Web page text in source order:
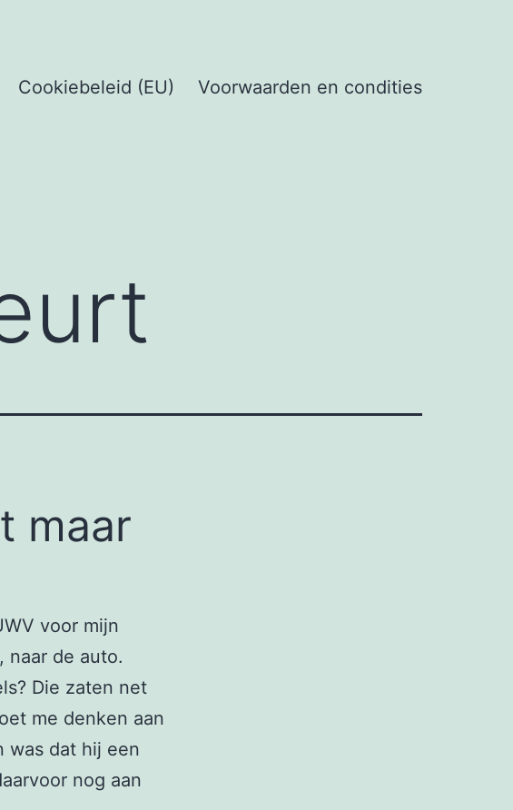
Cookiebeleid (EU) Voorwaarden en condities
maar
voor mijn
naar de auto.
Die zaten net
me denken aan
was dat hij een
nog aan